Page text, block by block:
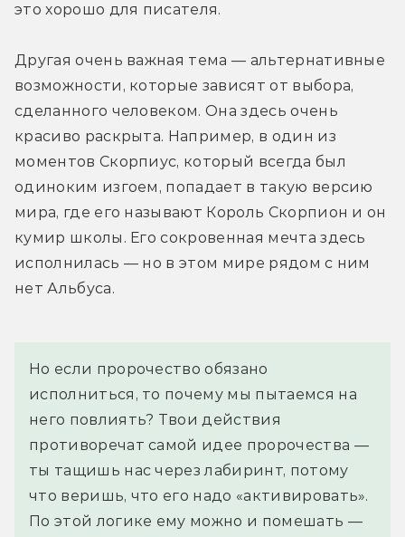
это хорошо для писателя.
Другая очень важная тема — альтернативные
возможности, которые зависят от выбора,
сделанного человеком. Она здесь очень
красиво раскрыта. Например, в один из
моментов Скорпиус, который всегда был
одиноким изгоем, попадает в такую версию
мира, где его называют Король Скорпион и он
кумир школы. Его сокровенная мечта здесь
исполнилась — но в этом мире рядом с ним
нет Альбуса.
Но если пророчество обязано
исполниться, то почему мы пытаемся на
него повлиять? Твои действия
противоречат самой идее пророчества —
ты тащишь нас через лабиринт, потому
что веришь, что его надо «активировать».
По этой логике ему можно и помешать —